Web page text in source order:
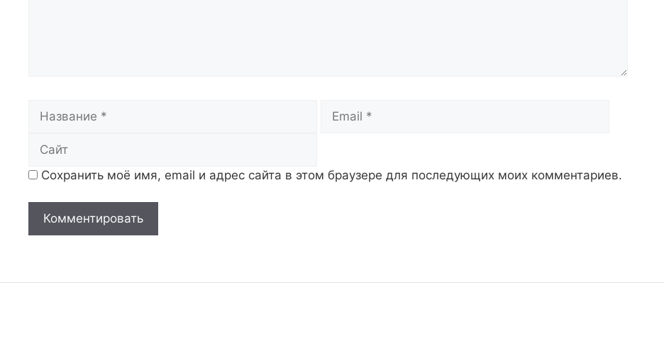
Сохранить моё имя, email и адрес сайта в этом браузере для последующих моих комментариев.